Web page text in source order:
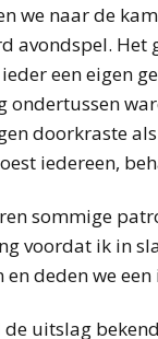
we naar de
avondspel. Het
een eigen
ondertussen
doorkraste
iedereen,
sommige
voordat ik in
deden we
uitslag